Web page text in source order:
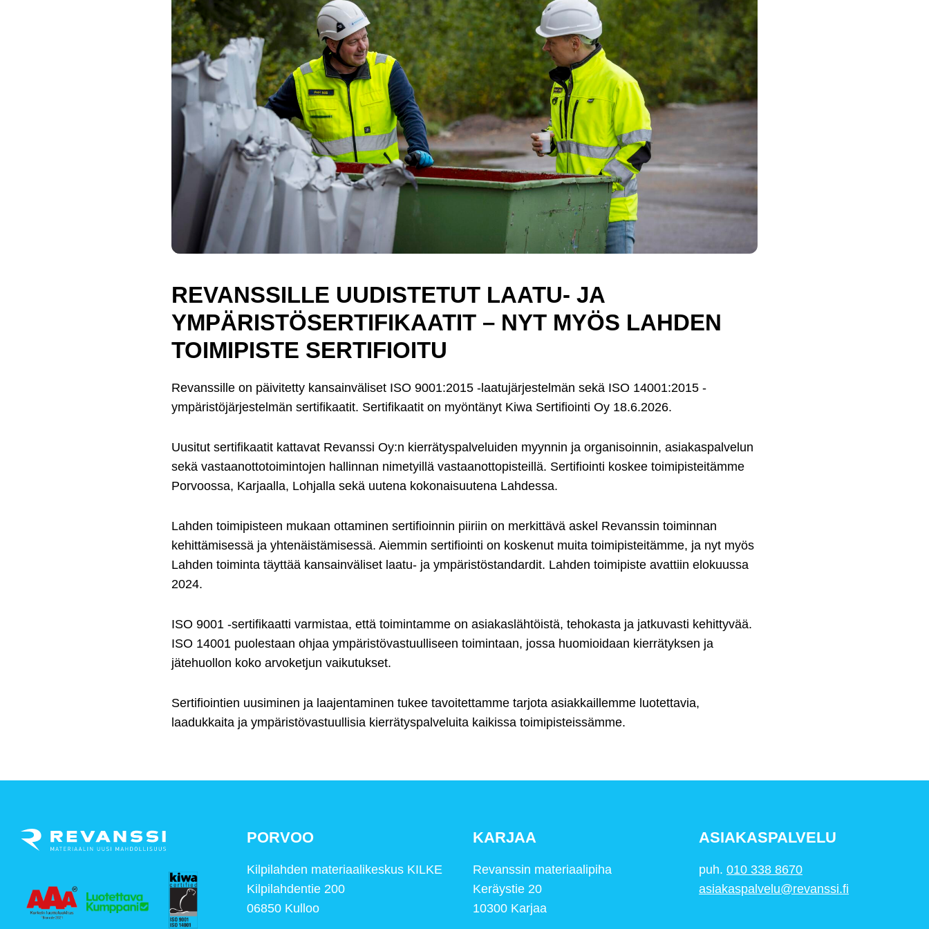
REVANSSILLE UUDISTETUT LAATU- JA
YMPÄRISTÖSERTIFIKAATIT – NYT MYÖS LAHDEN
TOIMIPISTE SERTIFIOITU
Revanssille on päivitetty kansainväliset ISO 9001:2015 -laatujärjestelmän sekä ISO 14001:2015 -
ympäristöjärjestelmän sertifikaatit. Sertifikaatit on myöntänyt Kiwa Sertifiointi Oy 18.6.2026.
Uusitut sertifikaatit kattavat Revanssi Oy:n kierrätyspalveluiden myynnin ja organisoinnin, asiakaspalvelun
sekä vastaanottotoimintojen hallinnan nimetyillä vastaanottopisteillä. Sertifiointi koskee toimipisteitämme
Porvoossa, Karjaalla, Lohjalla sekä uutena kokonaisuutena Lahdessa.
Lahden toimipisteen mukaan ottaminen sertifioinnin piiriin on merkittävä askel Revanssin toiminnan
kehittämisessä ja yhtenäistämisessä. Aiemmin sertifiointi on koskenut muita toimipisteitämme, ja nyt myös
Lahden toiminta täyttää kansainväliset laatu- ja ympäristöstandardit. Lahden toimipiste avattiin elokuussa
2024.
ISO 9001 -sertifikaatti varmistaa, että toimintamme on asiakaslähtöistä, tehokasta ja jatkuvasti kehittyvää.
ISO 14001 puolestaan ohjaa ympäristövastuulliseen toimintaan, jossa huomioidaan kierrätyksen ja
jätehuollon koko arvoketjun vaikutukset.
Sertifiointien uusiminen ja laajentaminen tukee tavoitettamme tarjota asiakkaillemme luotettavia,
laadukkaita ja ympäristövastuullisia kierrätyspalveluita kaikissa toimipisteissämme.
PORVOO
Kilpilahden materiaalikeskus KILKE
Kilpilahdentie 200
06850 Kulloo
KARJAA
Revanssin materiaalipiha
Keräystie 20
10300 Karjaa
ASIAKASPALVELU
puh. 010 338 8670
asiakaspalvelu@revanssi.fi